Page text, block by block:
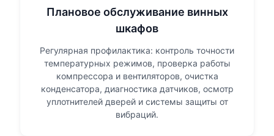
Плановое обслуживание винных
шкафов
Регулярная профилактика: контроль точности
температурных режимов, проверка работы
компрессора и вентиляторов, очистка
конденсатора, диагностика датчиков, осмотр
уплотнителей дверей и системы защиты от
вибраций.